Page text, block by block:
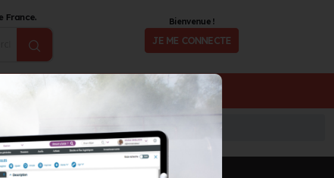
France. Bienvenue !
JE ME CONNECTE
Offres d'Emploi
GROUPEMENTS D'ACHATS PUBLICS
INFORMATIONS MISES À JOUR LE 19/01/2021